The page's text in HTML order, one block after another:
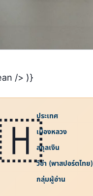
/> )}
ประเทศ
เมืองหลวง
สกุลเงิน
วีซ่า (พาสปอร์ตไทย)
กลุ่มผู้อ่าน